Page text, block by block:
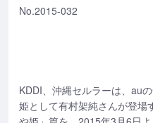
No.2015-032
KDDI、沖縄セルラーは、au
姫として有村架純さんが登場